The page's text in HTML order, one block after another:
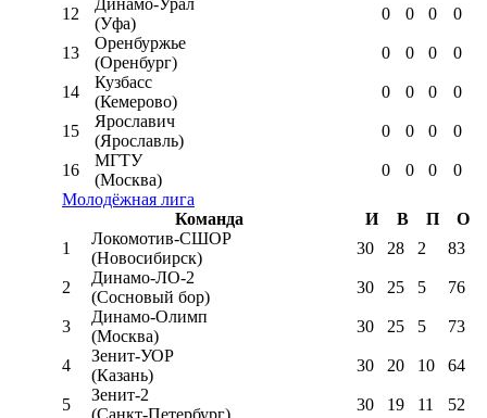
12
Динамо-Урал
(Уфа)
0 0 0 0
13
Оренбуржье
(Оренбург)
0 0 0 0
14
Кузбасс
(Кемерово)
0 0 0 0
15
Ярославич
(Ярославль)
0 0 0 0
16
МГТУ
(Москва)
0 0 0
0
Молодёжная лига
Команда
И В П
О
1
Локомотив-CШОР
(Новосибирск)
30 28 2 83
2
Динамо-ЛО-2
(Сосновый бор)
30 25 5 76
3
Динамо-Олимп
(Москва)
30 25 5 73
4
Зенит-УОР
(Казань)
30 20 10 64
5
Зенит-2
(Санкт-Петербург)
30 19 11 52